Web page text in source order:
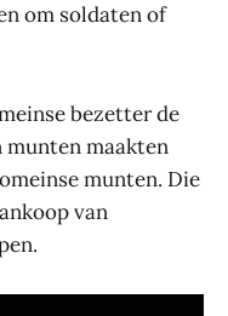
om soldaten of
bezetter de
munten maakten
munten. Die
van